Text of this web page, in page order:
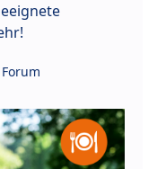
Forum